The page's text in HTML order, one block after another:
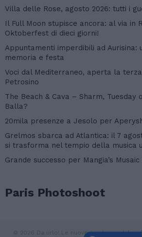
Villa delle Rose, agosto 2026: tutti i
Il Full Moon stupisce ancora: al via in
Oktoberfest di dieci giorni!
Appuntamenti imperdibili ad Aurisina:
memoria e festa
Voci dal Mediterraneo, aperta la
Petrosino
The Beach & Cava – Sharm, Tuesday
Balla?
20mila presenze a Jesolo per
Grelmos sbarca ad Atlantica: il 7
si trasforma nel tempio della musica
Grande successo per Mangia’s
Paris Photoshoot
© 2026 Da urlo! Le nuove tendenze del